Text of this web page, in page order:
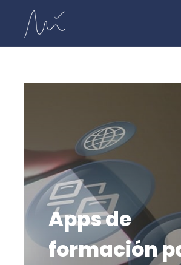
Apps de
formación